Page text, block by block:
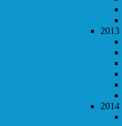
2013
2014